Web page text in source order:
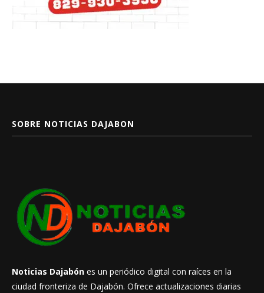
SOBRE NOTICIAS DAJABON
Noticias Dajabón es un periódico digital con raíces en la
ciudad fronteriza de Dajabón. Ofrece actualizaciones diarias